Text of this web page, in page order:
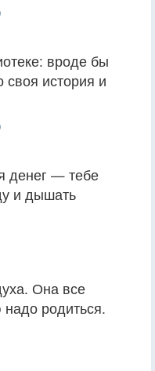
вроде бы
своя история и
денег — тебе
и дышать
Она все
родиться.